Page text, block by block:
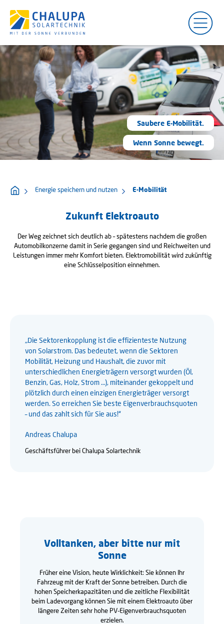
Saubere E-Mobilität.
Wenn Sonne bewegt.
Energie speichern und nutzen E-Mobilität
Zukunft Elektroauto
Der Weg zeichnet sich deutlich ab – spätestens nachdem die großen
Automobilkonzerne damit in Serie gegangen sind und Reichweiten und
Leistungen immer mehr Komfort bieten. Elektromobilität wird zukünftig
eine Schlüsselposition einnehmen.
„Die Sektorenkopplung ist die effizienteste Nutzung
von Solarstrom. Das bedeutet, wenn die Sektoren
Mobilität, Heizung und Haushalt, die zuvor mit
unterschiedlichen Energieträgern versorgt wurden (Öl,
Benzin, Gas, Holz, Strom …), miteinander gekoppelt und
plötzlich durch einen einzigen Energieträger versorgt
werden. So erreichen Sie beste Eigenverbrauchsquoten
– und das zahlt sich für Sie aus!“
Andreas Chalupa
Geschäftsführer bei Chalupa Solartechnik
Volltanken, aber bitte nur mit
Sonne
Früher eine Vision, heute Wirklichkeit: Sie können Ihr
Fahrzeug mit der Kraft der Sonne betreiben. Durch die
hohen Speicherkapazitäten und die zeitliche Flexibilität
beim Ladevorgang können Sie mit einem Elektroauto über
längere Zeiten sehr hohe PV-Eigenverbrauchsquoten
erzielen.